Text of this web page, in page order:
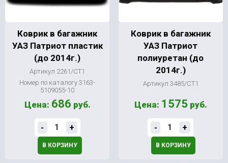
Коврик в багажник
УАЗ Патриот пластик
(до 2014г.)
Артикул 2261/СТ1
Номер по каталогу 3163-
5109055-10
Цена: 686 руб.
- +
В КОРЗИНУ
Коврик в багажник
УАЗ Патриот
полиуретан (до
2014г.)
Артикул 3485/СТ1
Цена: 1575 руб.
- +
В КОРЗИНУ